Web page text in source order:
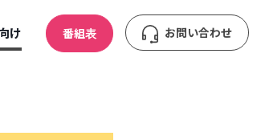
け 番組表 お問い合わせ